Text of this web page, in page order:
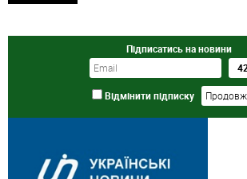
Підписатись на новини
Відмінити підписку